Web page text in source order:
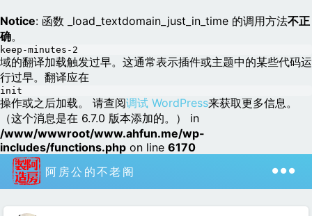
Notice: 函数 _load_textdomain_just_in_time 的调用方法不正
确。
keep-minutes-2
域的翻译加载触发过早。这通常表示插件或主题中的某些代码运
行过早。翻译应在
init
操作或之后加载。 请查阅调试 WordPress来获取更多信息。
（这个消息是在 6.7.0 版本添加的。） in
/www/wwwroot/www.ahfun.me/wp-
includes/functions.php on line 6170
阿房公的不老阁